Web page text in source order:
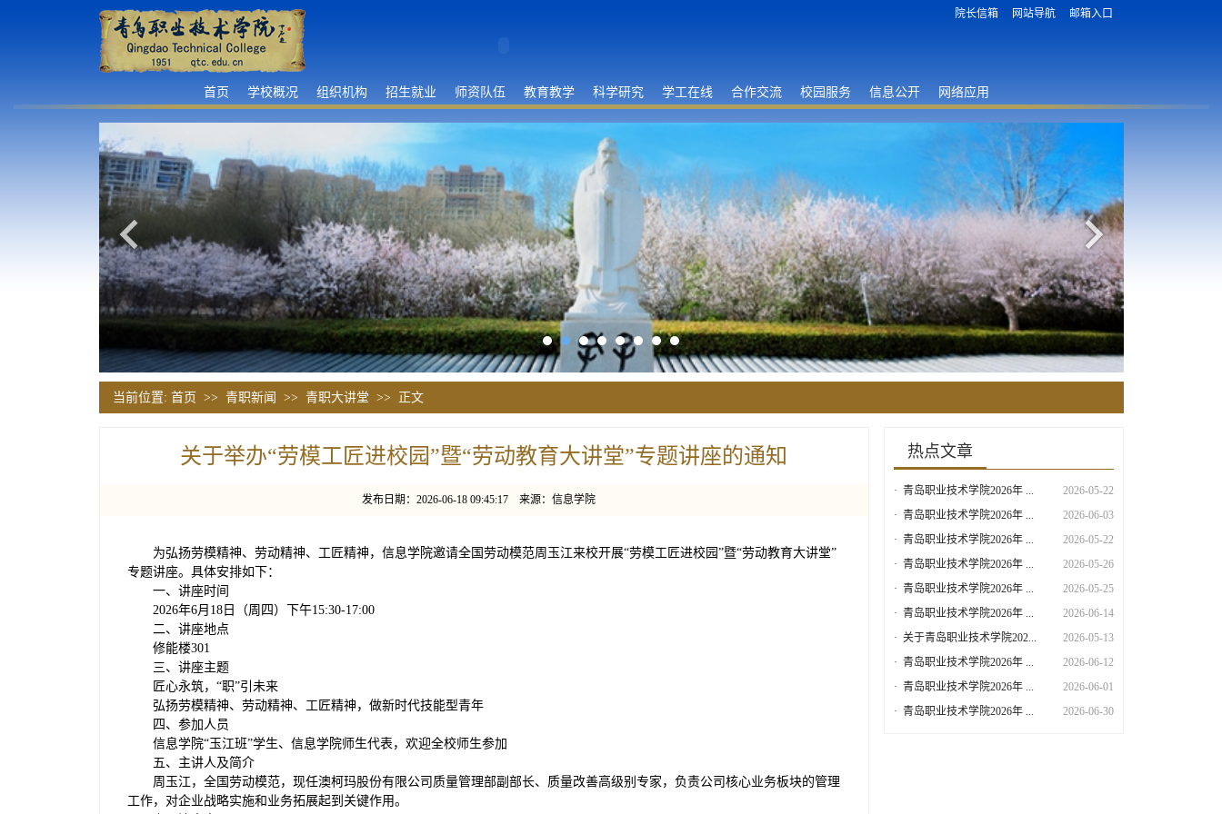
院长信箱 网站导航 邮箱入口
首页 学校概况 组织机构 招生就业 师资队伍 教育教学 科学研究 学工在线 合作交流 校园服务 信息公开 网络应用
当前位置: 首页 >> 青职新闻 >> 青职大讲堂 >> 正文
关于举办“劳模工匠进校园”暨“劳动教育大讲堂”专题讲座的通知
发布日期：2026-06-18 09:45:17 来源：信息学院
为弘扬劳模精神、劳动精神、工匠精神，信息学院邀请全国劳动模范周玉江来校开展“劳模工匠进校园”暨“劳动教育大讲堂”
专题讲座。具体安排如下：
一、讲座时间
2026年6月18日（周四）下午15:30-17:00
二、讲座地点
修能楼301
三、讲座主题
匠心永筑，“职”引未来
弘扬劳模精神、劳动精神、工匠精神，做新时代技能型青年
四、参加人员
信息学院“玉江班”学生、信息学院师生代表，欢迎全校师生参加
五、主讲人及简介
周玉江，全国劳动模范，现任澳柯玛股份有限公司质量管理部副部长、质量改善高级别专家，负责公司核心业务板块的管理
工作，对企业战略实施和业务拓展起到关键作用。
热点文章
· 青岛职业技术学院2026年 ...
2026-05-22
· 青岛职业技术学院2026年 ...
2026-06-03
· 青岛职业技术学院2026年 ...
2026-05-22
· 青岛职业技术学院2026年 ...
2026-05-26
· 青岛职业技术学院2026年 ...
2026-05-25
· 青岛职业技术学院2026年 ...
2026-06-14
· 关于青岛职业技术学院202...
2026-05-13
· 青岛职业技术学院2026年 ...
2026-06-12
· 青岛职业技术学院2026年 ...
2026-06-01
· 青岛职业技术学院2026年 ... 2026-06-30